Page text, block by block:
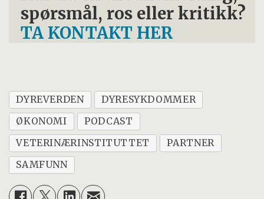
spørsmål, ros eller kritikk?
TA KONTAKT HER
DYREVERDEN
DYRESYKDOMMER
ØKONOMI
PODCAST
VETERINÆRINSTITUTTET
PARTNER
SAMFUNN